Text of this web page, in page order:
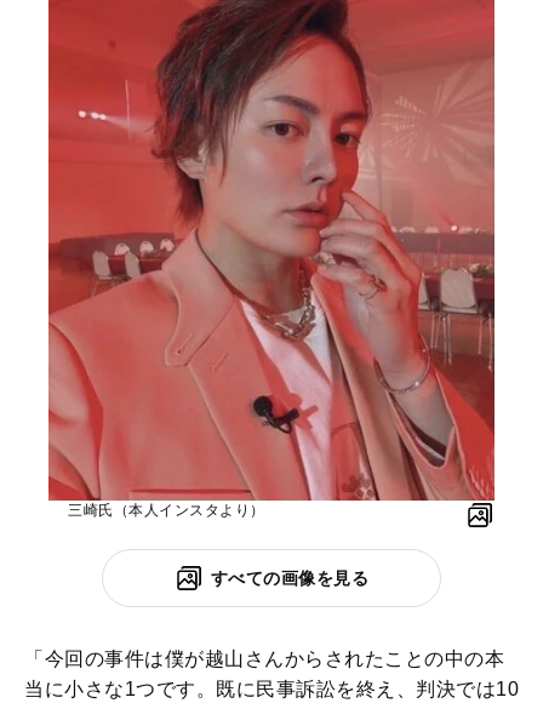
三崎氏（本人インスタより）
すべての画像を見る
「今回の事件は僕が越山さんからされたことの中の本
当に小さな1つです。既に民事訴訟を終え、判決では10